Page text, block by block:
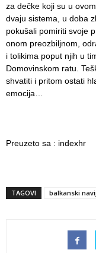
za dečke koji su u
dvaju sistema, u doba
pokušali pomiriti svoje
onom preozbiljnom,
i tolikima poput njih u
Domovinskom ratu.
shvatiti i pritom ostati
emocija…
Preuzeto sa : indexhr
TAGOVI balkanski